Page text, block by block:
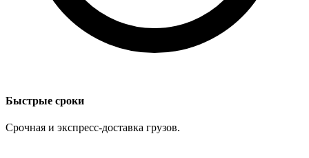
Быстрые сроки
Срочная и экспресс-доставка грузов.